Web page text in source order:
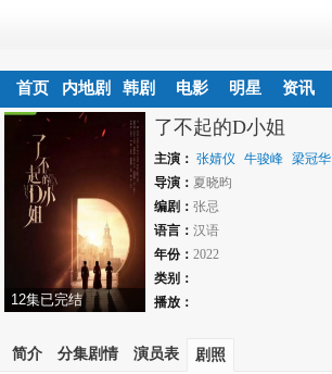
首页 内地剧 韩剧 电影 明星 资讯
12集已完结
了不起的D小姐
主演： 张婧仪 牛骏峰 梁冠华
月婷
郝平 矢野浩二
导演： 夏晓昀
编剧： 张忌
语言： 汉语
年份： 2022
类别：
播放：
简介 分集剧情 演员表 剧照